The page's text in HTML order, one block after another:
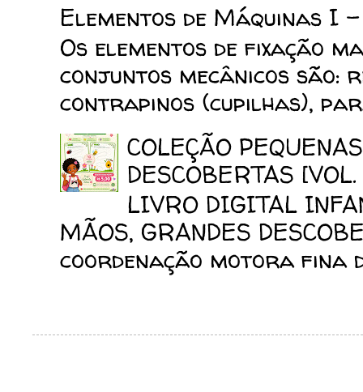
Elementos de Máquinas I
Os elementos de fixação
conjuntos mecânicos são:
contrapinos (cupilhas),
COLEÇÃO
DESCOBERTAS [VOL.
LIVRO DIGITAL
MÃOS, GRANDES
coordenação motora fina